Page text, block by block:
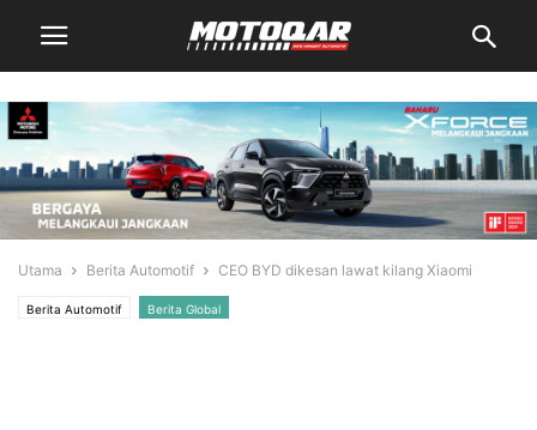
Utama Berita Automotif CEO BYD dikesan lawat kilang Xiaomi
Berita Automotif Berita Global